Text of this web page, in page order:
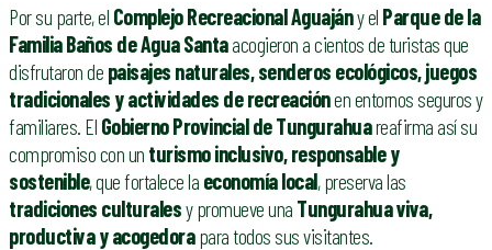
Por su parte, el Complejo Recreacional Aguajány el Parque de la
Familia Baños de Agua Santaacogieron a cientos de turistas que
disfrutaron de paisajes naturales, senderos ecológicos, juegos
tradicionales y actividades de recreaciónen entornos seguros y
familiares. El Gobierno Provincial de Tungurahuareafirma así su
compromiso con un turismo inclusivo, responsable y
sostenible, que fortalece la economía local, preserva las
tradiciones culturalesy promueve una Tungurahua viva,
productiva y acogedorapara todos sus visitantes.